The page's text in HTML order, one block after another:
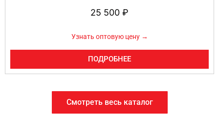
25 500 ₽
Узнать оптовую цену →
ПОДРОБНЕЕ
Смотреть весь каталог